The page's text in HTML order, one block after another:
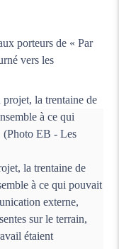
porteurs de « Par
vers les
la trentaine de
à ce qui pouvait
externe,
sur le terrain,
étaient